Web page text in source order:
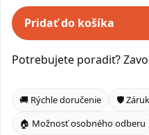
Pridať do košíka
Potrebujete poradiť?
🚚 Rýchle doručenie
🛡️
🏠 Možnosť osobného odberu